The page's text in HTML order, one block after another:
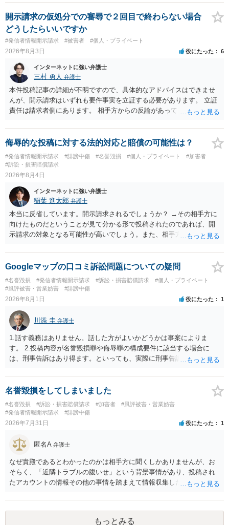
いでしょう。７月中にアカウントが削除されている場合、今から進め
ても失敗する可能性が高いように思われます。 相手を特定できた場
合、相手に全ての弁護士費用を負担させることは可能でしょうか？ →
訴訟外の交渉で相手方が認めれば負担させることができるでしょう。
訴訟で判決となった場合は、実際の弁護士費用が認められる場合と認
められない場合があり何ともいえないところでしょう。
開示請求の仮処分での審尋で２回目で終わらない場合
どうしたらいいですか
#発信者情報開示請求 #被害者 #個人・プライベート
2026年8月3日 役にたった 6
インターネットに強い弁護士
三村 勇人 弁護士
本件投稿記事の詳細が不明ですので、具体的なアドバイスはできませ
んが、開示請求はいずれも要件事実を立証する必要があります。 立証
責任は請求者側にあります。 相手方からの反論があっても、裁判官が
方が口頭で反論したのは、仮処分は迅速性が要求されるためです。 書
面での反論となれば、より遅延する可能性がございます。 また、本件
はXのため、APのIPアドレスの保存期間の問題もございます。 開示請
求は法律知識が不可欠ですが、それだけでは足りず、実務を踏まえた
方法を選択することが重要です。
侮辱的な投稿に対する法的対応と賠償の可能性は？
#発信者情報開示請求 #誹謗中傷 #名誉毀損 #個人・プライベート
#加害者
#訴訟・損害賠償請求
2026年8月4日
インターネットに強い弁護士
稲葉 進太郎 弁護士
本当に反省しています。開示請求されるでしょうか？ →その相手方に
向けたものだということが見て分かる形で投稿されたのであれば、開
示請求の対象となる可能性が高いでしょう。また、相手方の投稿した
と存じます。発信者情報開示請求が進むと、投稿に使った回線の契約
者のところに、意見照会がなされます。アカウント情報開示の場合
は、アカウントの登録メールに意見照会がなされます。 また、された
場合賠償金はいくらでしょうか。 →ケースバイケースであり、数万円
から１００万単位まで様々でしょう。裁判外であれば交渉して相手方
Googleマップの口コミ訴訟問題についての疑問
#名誉毀損 #発信者情報開示請求 #訴訟・損害賠償請求
#個人・プライベート
#風評被害・営業妨害
#誹謗中傷
2026年8月1日 役にたった 1
川添 圭 弁護士
1.話す義務はありません。話した方がよいかどうかは事案によりま
す。 2.投稿内容が名誉毀損罪や侮辱罪の構成要件に該当する場合に
は、刑事告訴はあり得ます。といっても、実際に刑事告訴に動くかど
です。Googleは電話番号の開示請求もできることが多いので、少しで
も特定可能になるよう、複数ルートで開示請求が行われることが多い
です。さらにいえば、利用者からの口コミ投稿の場合、開示請求者は
ある程度対象者を特定できている（ただし証拠による裏付けか必要な
ので発信者情報開示請求をする）というケースが比較的多いと思われ
名誉毀損をしてしまいました
#名誉毀損 #訴訟・損害賠償請求 #加害者
#風評被害・営業妨害
#発信者情報開示請求
#誹謗中傷
2026年7月31日 役にたった 1
匿名A 弁護士
なぜ貴殿であるとわかったのかは相手方に聞くしかありませんが、お
そらく、「近隣トラブルの腹いせ」という背景事情があり、投稿され
たアカウントの情報その他の事情を踏まえて情報収集した結果、この
貴殿が投稿した事実を認めてしまったことで「答え合わせ」になって
しまったのではないでしょうか。 相手方の動きについても、相手方次
第ですので何とも言えません。公開の場で回答するには情報が乏し
もっとみる